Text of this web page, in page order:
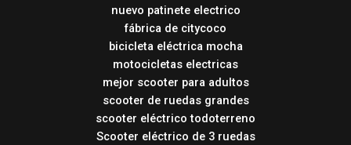
nuevo patinete electrico
fábrica de citycoco
bicicleta eléctrica mocha
motocicletas electricas
mejor scooter para adultos
scooter de ruedas grandes
scooter eléctrico todoterreno
Scooter eléctrico de 3 ruedas